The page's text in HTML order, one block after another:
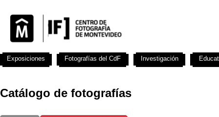
Catálogo de fotografías
Exposiciones Fotografías del CdF Investigación